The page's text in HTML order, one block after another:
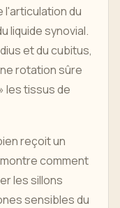
l'articulation du
liquide synovial.
et du cubitus,
rotation sûre
les tissus de
reçoit un
comment
les sillons
sensibles du